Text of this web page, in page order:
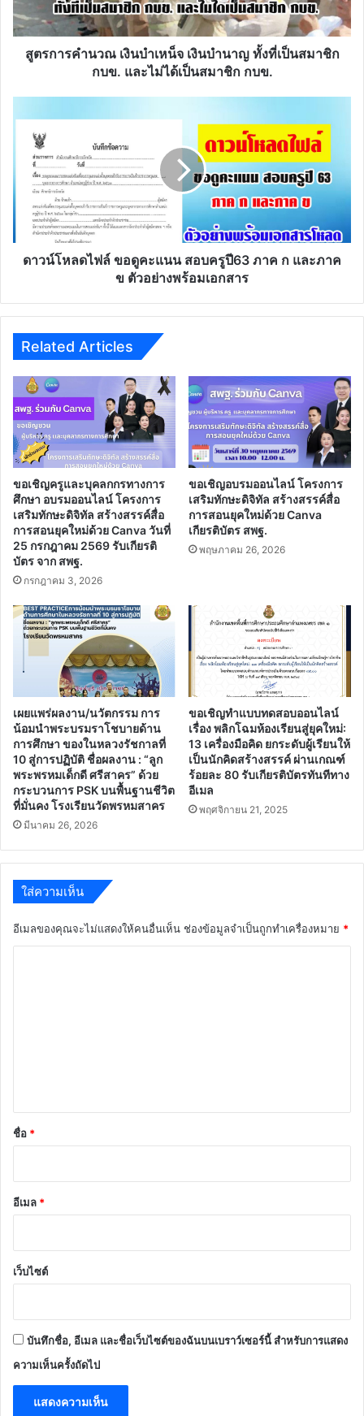
ทั้ง
ที่
เป็น
ไม่
สมาชิก
กบข.
สูตรการคำนวณ เงินบำเหน็จ เงินบำนาญ ทั้งที่เป็นสมาชิก
กบข. และไม่ได้เป็นสมาชิก กบข.
ไฟล์
คะแนน
สอบ
ภาค
พร้อม
เอกสาร
ดาวน์โหลดไฟล์ ขอดูคะแนน สอบครูปี63 ภาค ก และภาค
ข ตัวอย่างพร้อมเอกสาร
Related Articles
ขอเชิญครูและบุคลกกรทางการ
ศึกษา อบรมออนไลน์ โครงการ
เสริมทักษะดิจิทัล สร้างสรรค์สื่อ
การสอนยุคใหม่ด้วย Canva วันที่
25 กรกฎาคม 2569 รับเกียรติ
บัตร จาก สพฐ.
กรกฎาคม 3, 2026
ขอเชิญอบรมออนไลน์ โครงการ
เสริมทักษะดิจิทัล สร้างสรรค์สื่อ
การสอนยุคใหม่ด้วย Canva
เกียรติบัตร สพฐ.
พฤษภาคม 26, 2026
เผยแพร่ผลงาน/นวัตกรรม การ
น้อมนำพระบรมราโชบายด้าน
การศึกษา ของในหลวงรัชกาลที่
10 สู่การปฏิบัติ ชื่อผลงาน : “ลูก
พระพรหมเด็กดี ศรีสาคร” ด้วย
กระบวนการ PSK บนพื้นฐานชีวิต
ที่มั่นคง โรงเรียนวัดพรหมสาคร
มีนาคม 26, 2026
ขอเชิญทำแบบทดสอบออนไลน์
เรื่อง พลิกโฉมห้องเรียนสู่ยุคใหม่:
13 เครื่องมือคิด ยกระดับผู้เรียนให้
เป็นนักคิดสร้างสรรค์ ผ่านเกณฑ์
ร้อยละ 80 รับเกียรติบัตรทันทีทาง
อีเมล
พฤศจิกายน 21, 2025
ใส่ความเห็น
อีเมลของคุณจะไม่แสดงให้คนอื่นเห็น ช่องข้อมูลจำเป็นถูกทำเครื่องหมาย *
*
ชื่อ *
อีเมล *
เว็บไซต์
บันทึกชื่อ, อีเมล และชื่อเว็บไซต์ของฉันบนเบราว์เซอร์นี้ สำหรับการแสดง
ความเห็นครั้งถัดไป